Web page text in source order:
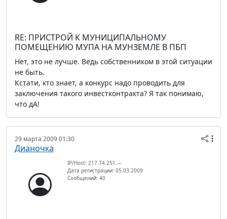
RE: ПРИСТРОЙ К МУНИЦИПАЛЬНОМУ
ПОМЕЩЕНИЮ МУПА НА МУНЗЕМЛЕ В ПБП
Нет, это не лучше. Ведь собственником в этой ситуации
не быть.
Кстати, кто знает, а конкурс надо проводить для
заключения такого инвестконтракта? Я так понимаю,
что дА!
29 марта 2009 01:30
Дианочка
IP/Host: 217.74.251.---
Дата регистрации: 05.03.2009
Сообщений: 40